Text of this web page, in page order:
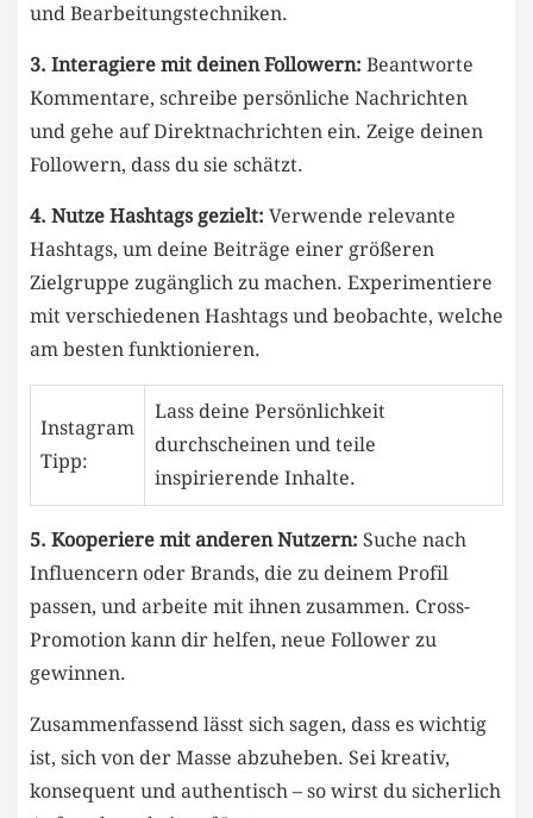
und Bearbeitungstechniken.
3. Interagiere mit deinen Followern: ⁣Beantworte
⁤Kommentare, schreibe persönliche Nachrichten
und ​gehe auf Direktnachrichten ein.‌ Zeige deinen
Followern,​ dass du sie schätzt.
4. Nutze Hashtags gezielt: Verwende relevante
⁤Hashtags, um deine⁣ Beiträge⁢ einer größeren
Zielgruppe‍ zugänglich zu ⁢machen. Experimentiere
mit verschiedenen⁤ Hashtags und ​beobachte, welche
am ​besten funktionieren.
Instagram
Tipp:
Lass deine Persönlichkeit
durchscheinen und teile
inspirierende Inhalte.
5. Kooperiere mit anderen Nutzern: Suche nach
Influencern oder Brands,⁢ die zu deinem Profil
passen, und arbeite​ mit ⁣ihnen⁣ zusammen. Cross-
Promotion kann dir helfen, ⁣neue Follower zu
gewinnen.
Zusammenfassend lässt sich sagen, dass es ​wichtig
ist,⁤ sich von‍ der Masse abzuheben. ⁤Sei⁣ kreativ, ​
konsequent und authentisch – so wirst du⁤ sicherlich